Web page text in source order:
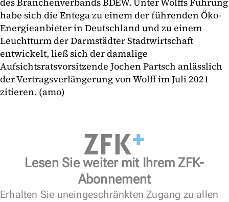
habe sich die Entega zu einem der führenden Öko-
Energieanbieter in Deutschland und zu einem
Leuchtturm der Darmstädter Stadtwirtschaft
entwickelt, ließ sich der damalige
Aufsichtsratsvorsitzende Jochen Partsch anlässlich
der Vertragsverlängerung von Wolff im Juli 2021
zitieren. (amo)
Lesen Sie weiter mit Ihrem ZFK-
Abonnement
Erhalten Sie uneingeschränkten Zugang zu allen